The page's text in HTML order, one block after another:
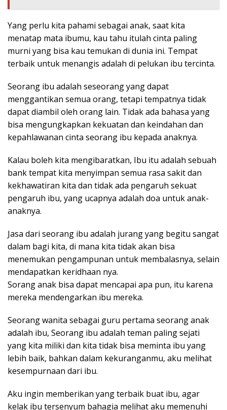
Yang perlu kita pahami sebagai anak, saat kita
menatap mata ibumu, kau tahu itulah cinta paling
murni yang bisa kau temukan di dunia ini. Tempat
terbaik untuk menangis adalah di pelukan ibu tercinta.
Seorang ibu adalah seseorang yang dapat
menggantikan semua orang, tetapi tempatnya tidak
dapat diambil oleh orang lain. Tidak ada bahasa yang
bisa mengungkapkan kekuatan dan keindahan dan
kepahlawanan cinta seorang ibu kepada anaknya.
Kalau boleh kita mengibaratkan, Ibu itu adalah sebuah
bank tempat kita menyimpan semua rasa sakit dan
kekhawatiran kita dan tidak ada pengaruh sekuat
pengaruh ibu, yang ucapnya adalah doa untuk anak-
anaknya.
Jasa dari seorang ibu adalah jurang yang begitu sangat
dalam bagi kita, di mana kita tidak akan bisa
menemukan pengampunan untuk membalasnya, selain
mendapatkan keridhaan nya.
Sorang anak bisa dapat mencapai apa pun, itu karena
mereka mendengarkan ibu mereka.
Seorang wanita sebagai guru pertama seorang anak
adalah ibu, Seorang ibu adalah teman paling sejati
yang kita miliki dan kita tidak bisa meminta ibu yang
lebih baik, bahkan dalam kekuranganmu, aku melihat
kesempurnaan dari ibu.
Aku ingin memberikan yang terbaik buat ibu, agar
kelak ibu tersenyum bahagia melihat aku memenuhi